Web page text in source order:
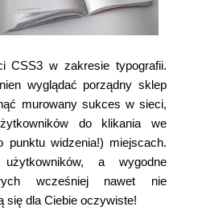
CSS3 w zakresie typografii.
wyglądać porządny sklep
murowany sukces w sieci,
do klikania we
punktu widzenia!) miejscach.
a wygodne
wcześniej nawet nie
się dla Ciebie oczywiste!